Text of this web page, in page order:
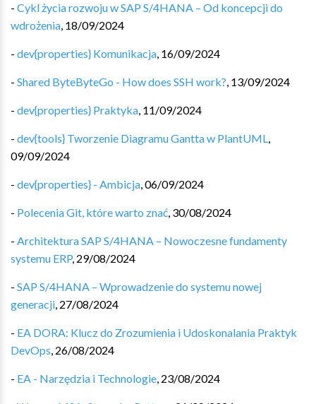
- Cykl życia rozwoju w SAP S/4HANA – Od koncepcji do
wdrożenia, 18/09/2024
- dev{properties} Komunikacja, 16/09/2024
- Shared ByteByteGo - How does SSH work?, 13/09/2024
- dev{properties} Praktyka, 11/09/2024
- dev{tools} Tworzenie Diagramu Gantta w PlantUML,
09/09/2024
- dev{properties} - Ambicja,06/09/2024
- Polecenia Git, które warto znać, 30/08/2024
- Architektura SAP S/4HANA – Nowoczesne fundamenty
systemu ERP, 29/08/2024
- SAP S/4HANA – Wprowadzenie do systemu nowej
generacji, 27/08/2024
- EA DORA: Klucz do Zrozumienia i Udoskonalania Praktyk
DevOps, 26/08/2024
- EA - Narzędzia i Technologie, 23/08/2024